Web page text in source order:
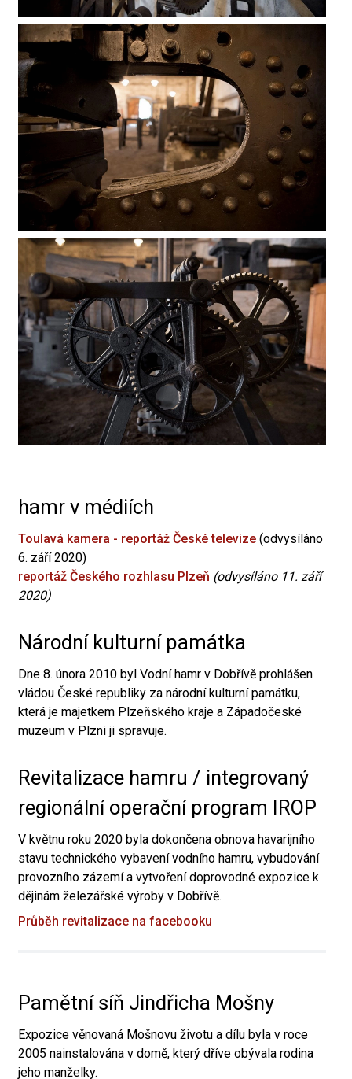
hamr v médiích
Toulavá kamera - reportáž České televize (odvysíláno
6. září 2020)
reportáž Českého rozhlasu Plzeň (odvysíláno 11. září
2020)
Národní kulturní památka
Dne 8. února 2010 byl Vodní hamr v Dobřívě prohlášen
vládou České republiky za národní kulturní památku,
která je majetkem Plzeňského kraje a Západočeské
muzeum v Plzni ji spravuje.
Revitalizace hamru / integrovaný
regionální operační program IROP
V květnu roku 2020 byla dokončena obnova havarijního
stavu technického vybavení vodního hamru, vybudování
provozního zázemí a vytvoření doprovodné expozice k
dějinám železářské výroby v Dobřívě.
Průběh revitalizace na facebooku
Pamětní síň Jindřicha Mošny
Expozice věnovaná Mošnovu životu a dílu byla v roce
2005 nainstalována v domě, který dříve obývala rodina
jeho manželky.